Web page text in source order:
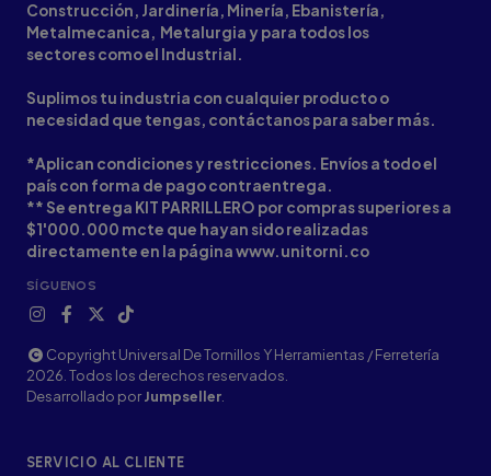
Construcción, Jardinería, Minería, Ebanistería,
Metalmecanica, Metalurgia y para todos los
sectores como el Industrial.
Suplimos tu industria con cualquier producto o
necesidad que tengas, contáctanos para saber más.
*Aplican condiciones y restricciones. Envíos a todo el
país con forma de pago contraentrega.
** Se entrega KIT PARRILLERO por compras superiores a
$1'000.000 mcte que hayan sido realizadas
directamente en la página www.unitorni.co
SÍGUENOS
Copyright Universal De Tornillos Y Herramientas / Ferretería
2026. Todos los derechos reservados.
Desarrollado porJumpseller
SERVICIO AL CLIENTE